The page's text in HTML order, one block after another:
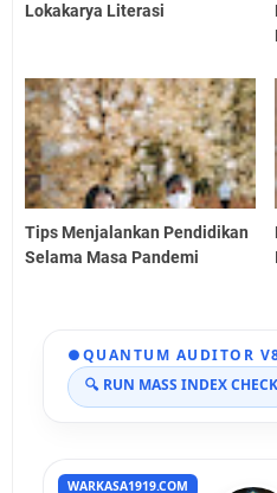
Lokakarya Literasi
Tips Menjalankan Pendidikan
Selama Masa Pandemi
●QUANTUM AUDITOR
🔍 RUN MASS INDEX CHECK
WARKASA1919.COM